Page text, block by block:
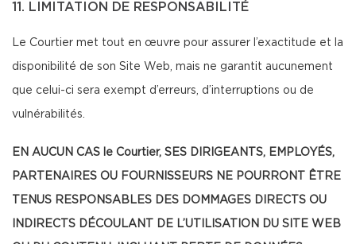
11. LIMITATION DE RESPONSABILITÉ
Le Courtier met tout en œuvre pour assurer l’exactitude et la
disponibilité de son Site Web, mais ne garantit aucunement
que celui-ci sera exempt d’erreurs, d’interruptions ou de
vulnérabilités.
EN AUCUN CAS le Courtier, SES DIRIGEANTS, EMPLOYÉS,
PARTENAIRES OU FOURNISSEURS NE POURRONT ÊTRE
TENUS RESPONSABLES DES DOMMAGES DIRECTS OU
INDIRECTS DÉCOULANT DE L’UTILISATION DU SITE WEB